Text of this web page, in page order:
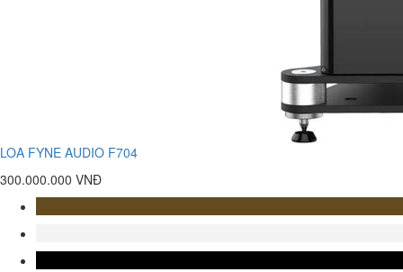
LOA FYNE AUDIO F704
300.000.000 VNĐ